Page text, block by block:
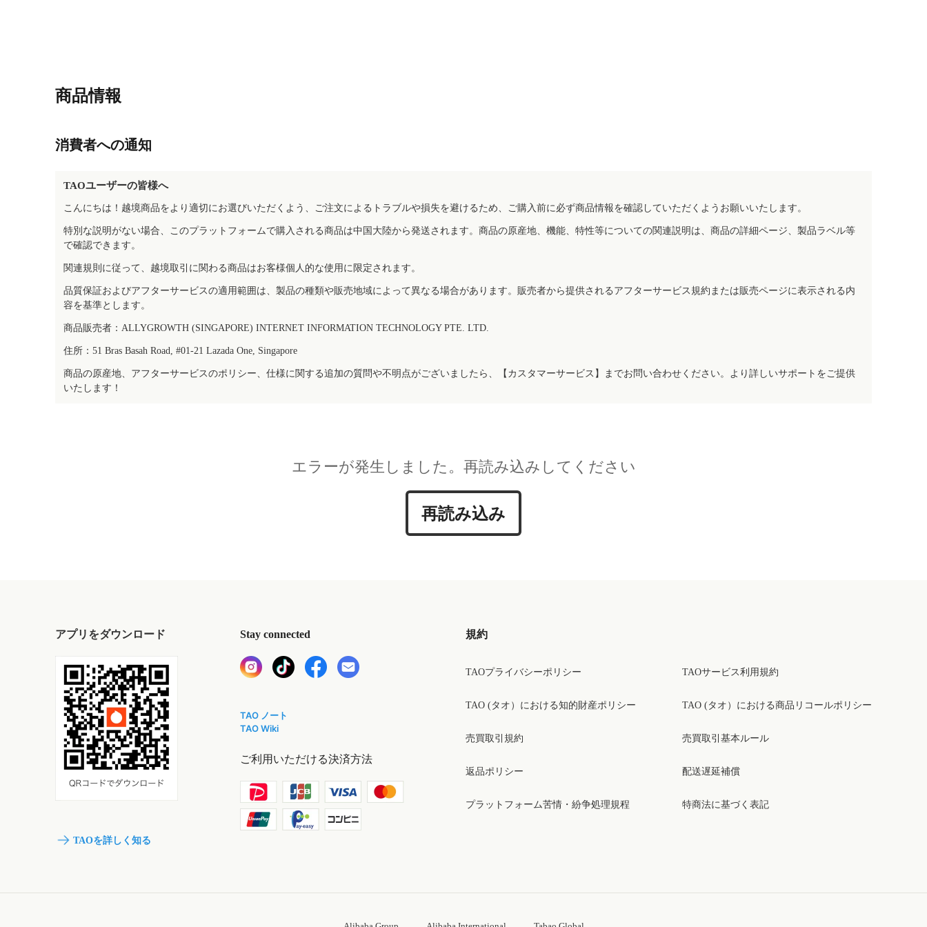
商品情報
消費者への通知
TAOユーザーの皆様へ
こんにちは！越境商品をより適切にお選びいただくよう、ご注文によるトラブルや損失を避けるため、ご購入前に必ず商品情報を確認していただくようお願いいたします。
特別な説明がない場合、このプラットフォームで購入される商品は中国大陸から発送されます。商品の原産地、機能、特性等についての関連説明は、商品の詳細ページ、製品ラベル等
で確認できます。
関連規則に従って、越境取引に関わる商品はお客様個人的な使用に限定されます。
品質保証およびアフターサービスの適用範囲は、製品の種類や販売地域によって異なる場合があります。販売者から提供されるアフターサービス規約または販売ページに表示される内
容を基準とします。
商品販売者：ALLYGROWTH (SINGAPORE) INTERNET INFORMATION TECHNOLOGY PTE. LTD.
住所：51 Bras Basah Road, #01-21 Lazada One, Singapore
商品の原産地、アフターサービスのポリシー、仕様に関する追加の質問や不明点がございましたら、【カスタマーサービス】までお問い合わせください。より詳しいサポートをご提供
いたします！
エラーが発生しました。再読み込みしてください
再読み込み
アプリをダウンロード
TAOを詳しく知る
Stay connected
TAO ノート
TAO Wiki
ご利用いただける決済方法
規約
TAOプライバシーポリシー
TAO (タオ）における知的財産ポリシー
売買取引規約
返品ポリシー
プラットフォーム苦情・紛争処理規程
TAOサービス利用規約
TAO (タオ）における商品リコールポリシー
売買取引基本ルール
配送遅延補償
特商法に基づく表記